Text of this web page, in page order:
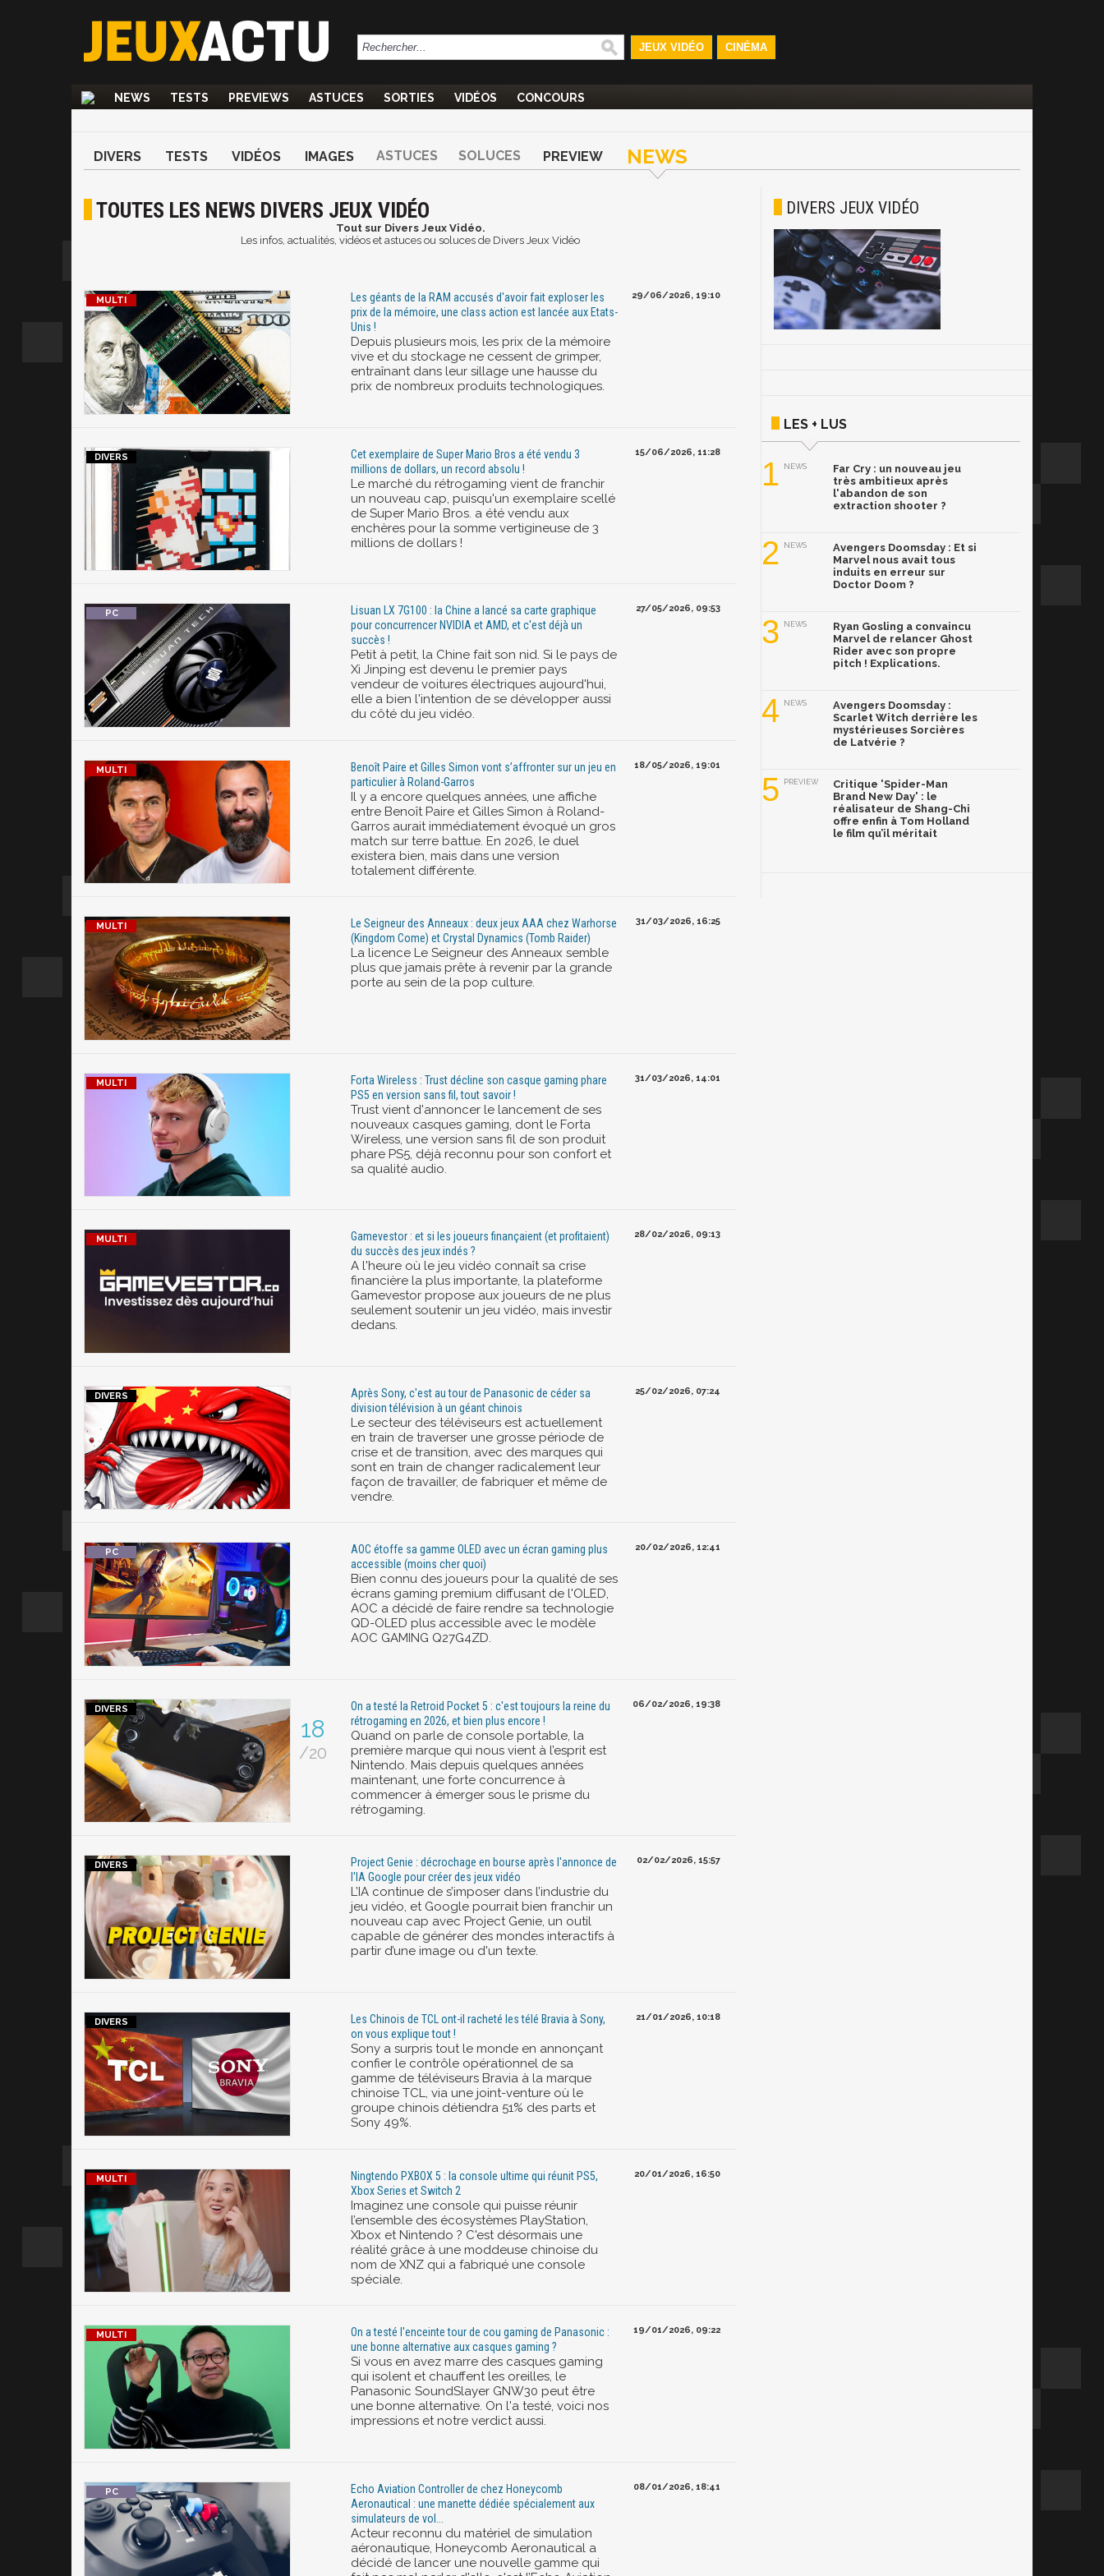
JEUX VIDÉO CINÉMA
NEWS TESTS PREVIEWS ASTUCES SORTIES VIDÉOS CONCOURS
DIVERS TESTS VIDÉOS IMAGES ASTUCES SOLUCES PREVIEW NEWS
TOUTES LES NEWS DIVERS JEUX VIDÉO
Tout sur Divers Jeux Vidéo.
Les infos, actualités, vidéos et astuces ou soluces de Divers Jeux Vidéo
Les géants de la RAM accusés d'avoir fait exploser les
prix de la mémoire, une class action est lancée aux Etats-
Unis !
Depuis plusieurs mois, les prix de la mémoire
vive et du stockage ne cessent de grimper,
entraînant dans leur sillage une hausse du
prix de nombreux produits technologiques.
29/06/2026, 19:10
Cet exemplaire de Super Mario Bros a été vendu 3
millions de dollars, un record absolu !
Le marché du rétrogaming vient de franchir
un nouveau cap, puisqu'un exemplaire scellé
de Super Mario Bros. a été vendu aux
enchères pour la somme vertigineuse de 3
millions de dollars !
15/06/2026, 11:28
Lisuan LX 7G100 : la Chine a lancé sa carte graphique
pour concurrencer NVIDIA et AMD, et c'est déjà un
succès !
Petit à petit, la Chine fait son nid. Si le pays de
Xi Jinping est devenu le premier pays
vendeur de voitures électriques aujourd'hui,
elle a bien l'intention de se développer aussi
du côté du jeu vidéo.
27/05/2026, 09:53
Benoît Paire et Gilles Simon vont s’affronter sur un jeu en
particulier à Roland-Garros
Il y a encore quelques années, une affiche
entre Benoît Paire et Gilles Simon à Roland-
Garros aurait immédiatement évoqué un gros
match sur terre battue. En 2026, le duel
existera bien, mais dans une version
totalement différente.
18/05/2026, 19:01
Le Seigneur des Anneaux : deux jeux AAA chez Warhorse
(Kingdom Come) et Crystal Dynamics (Tomb Raider)
La licence Le Seigneur des Anneaux semble
plus que jamais prête à revenir par la grande
porte au sein de la pop culture.
31/03/2026, 16:25
Forta Wireless : Trust décline son casque gaming phare
PS5 en version sans fil, tout savoir !
Trust vient d'annoncer le lancement de ses
nouveaux casques gaming, dont le Forta
Wireless, une version sans fil de son produit
phare PS5, déjà reconnu pour son confort et
sa qualité audio.
31/03/2026, 14:01
Gamevestor : et si les joueurs finançaient (et profitaient)
du succès des jeux indés ?
A l'heure où le jeu vidéo connaît sa crise
financière la plus importante, la plateforme
Gamevestor propose aux joueurs de ne plus
seulement soutenir un jeu vidéo, mais investir
dedans.
28/02/2026, 09:13
Après Sony, c'est au tour de Panasonic de céder sa
division télévision à un géant chinois
Le secteur des téléviseurs est actuellement
en train de traverser une grosse période de
crise et de transition, avec des marques qui
sont en train de changer radicalement leur
façon de travailler, de fabriquer et même de
vendre.
25/02/2026, 07:24
AOC étoffe sa gamme OLED avec un écran gaming plus
accessible (moins cher quoi)
Bien connu des joueurs pour la qualité de ses
écrans gaming premium diffusant de l'OLED,
AOC a décidé de faire rendre sa technologie
QD-OLED plus accessible avec le modèle
AOC GAMING Q27G4ZD.
20/02/2026, 12:41
18
/20
On a testé la Retroid Pocket 5 : c'est toujours la reine du
rétrogaming en 2026, et bien plus encore !
Quand on parle de console portable, la
première marque qui nous vient à l’esprit est
Nintendo. Mais depuis quelques années
maintenant, une forte concurrence à
commencer à émerger sous le prisme du
rétrogaming.
06/02/2026, 19:38
Project Genie : décrochage en bourse après l'annonce de
l'IA Google pour créer des jeux vidéo
L’IA continue de s’imposer dans l’industrie du
jeu vidéo, et Google pourrait bien franchir un
nouveau cap avec Project Genie, un outil
capable de générer des mondes interactifs à
partir d’une image ou d'un texte.
02/02/2026, 15:57
Les Chinois de TCL ont-il racheté les télé Bravia à Sony,
on vous explique tout !
Sony a surpris tout le monde en annonçant
confier le contrôle opérationnel de sa
gamme de téléviseurs Bravia à la marque
chinoise TCL, via une joint-venture où le
groupe chinois détiendra 51% des parts et
Sony 49%.
21/01/2026, 10:18
Ningtendo PXBOX 5 : la console ultime qui réunit PS5,
Xbox Series et Switch 2
Imaginez une console qui puisse réunir
l’ensemble des écosystèmes PlayStation,
Xbox et Nintendo ? C'est désormais une
réalité grâce à une moddeuse chinoise du
nom de XNZ qui a fabriqué une console
spéciale.
20/01/2026, 16:50
On a testé l'enceinte tour de cou gaming de Panasonic :
une bonne alternative aux casques gaming ?
Si vous en avez marre des casques gaming
qui isolent et chauffent les oreilles, le
Panasonic SoundSlayer GNW30 peut être
une bonne alternative. On l'a testé, voici nos
impressions et notre verdict aussi.
19/01/2026, 09:22
Echo Aviation Controller de chez Honeycomb
Aeronautical : une manette dédiée spécialement aux
simulateurs de vol...
Acteur reconnu du matériel de simulation
aéronautique, Honeycomb Aeronautical a
décidé de lancer une nouvelle gamme qui
08/01/2026, 18:41
DIVERS JEUX VIDÉO
LES + LUS
1 NEWS
Far Cry : un nouveau jeu
très ambitieux après
l'abandon de son
extraction shooter ?
2 NEWS
Avengers Doomsday : Et si
Marvel nous avait tous
induits en erreur sur
Doctor Doom ?
3 NEWS
Ryan Gosling a convaincu
Marvel de relancer Ghost
Rider avec son propre
pitch ! Explications.
4 NEWS
Avengers Doomsday :
Scarlet Witch derrière les
mystérieuses Sorcières
de Latvérie ?
5 PREVIEW
Critique 'Spider-Man
Brand New Day' : le
réalisateur de Shang-Chi
offre enfin à Tom Holland
le film qu’il méritait